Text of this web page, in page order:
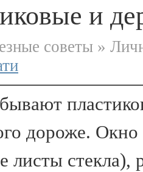
и
советы »
дороже. Окно
листы